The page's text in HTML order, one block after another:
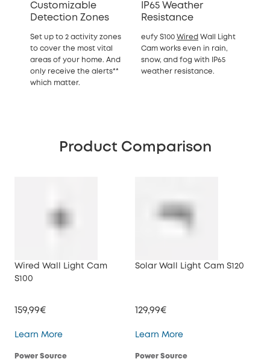
Customizable
Detection Zones
Set up to 2 activity zones
to cover the most vital
areas of your home. And
only receive the alerts**
which matter.
IP65 Weather
Resistance
eufy S100 Wired Wall Light
Cam works even in rain,
snow, and fog with IP65
weather resistance.
Product Comparison
Wired Wall Light Cam
S100
159,99€
Learn MoreWired Wall Light Cam S100
Power Source
Solar Wall Light Cam S120
129,99€
Learn MoreSolar Wall Light Cam
Power Source